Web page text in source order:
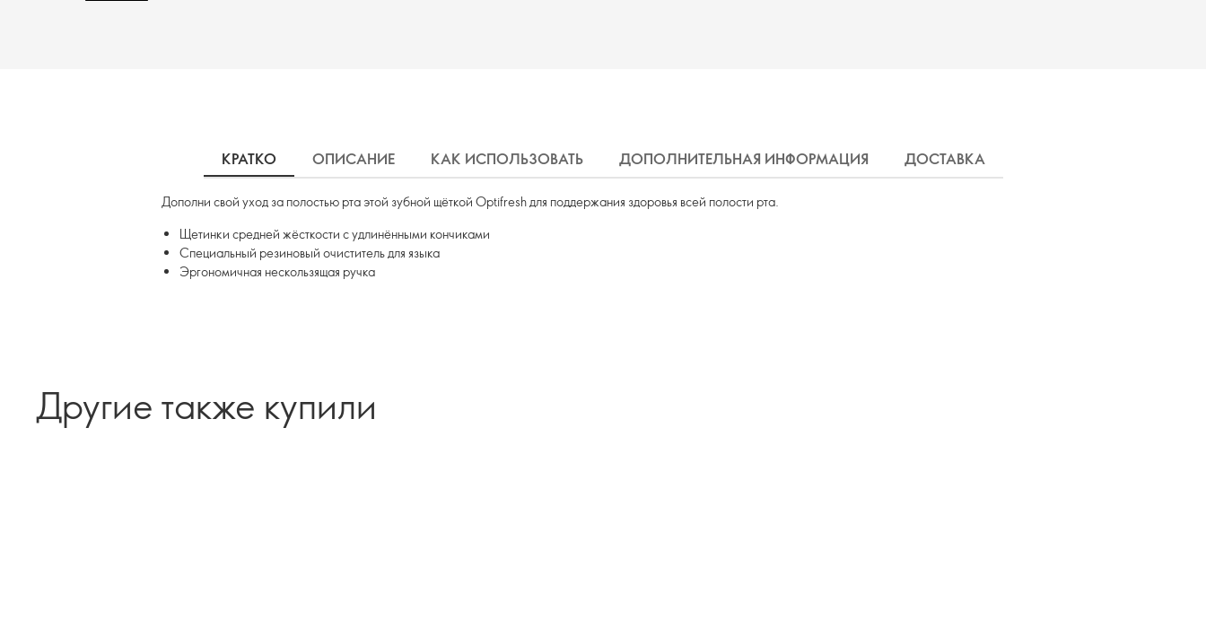
КРАТКО ОПИСАНИЕ КАК ИСПОЛЬЗОВАТЬ ДОПОЛНИТЕЛЬНАЯ ИНФОРМАЦИЯ ДОСТАВКА
Дополни свой уход за полостью рта этой зубной щёткой Optifresh для поддержания здоровья всей полости рта.
Щетинки средней жёсткости с удлинёнными кончиками
Специальный резиновый очиститель для языка
Эргономичная нескользящая ручка
Другие также купили